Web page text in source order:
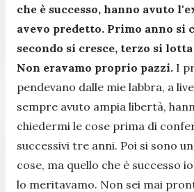
che è successo, hanno avuto
avevo predetto. Primo anno si
secondo si cresce, terzo si
Non eravamo proprio pazzi. I
pendevano dalle mie labbra, a
sempre avuto ampia libertà,
chiedermi le cose prima di
successivi tre anni. Poi si sono
cose, ma quello che è successo
lo meritavamo. Non sei mai